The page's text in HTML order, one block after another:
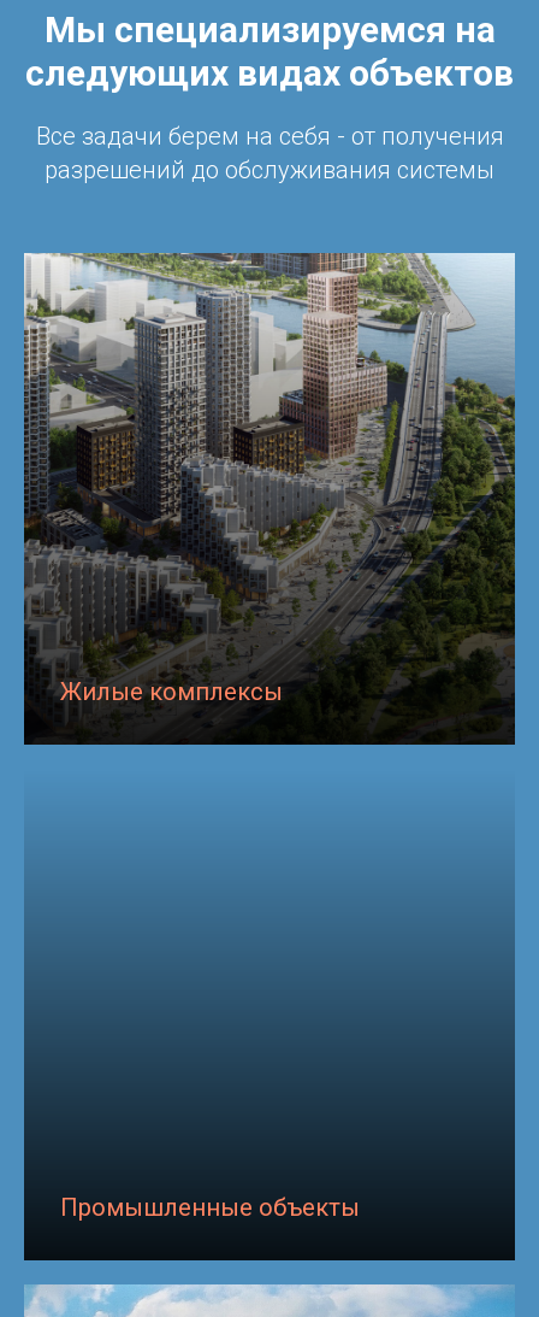
Мы специализируемся на
следующих видах объектов
Все задачи берем на себя - от получения
разрешений до обслуживания системы
Жилые комплексы
Промышленные объекты